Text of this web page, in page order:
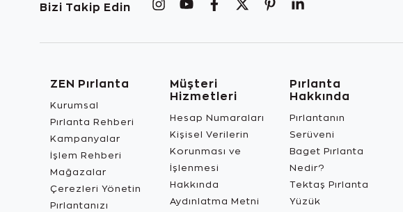
Bizi Takip Edin
ZEN Pırlanta
Kurumsal
Pırlanta Rehberi
Kampanyalar
İşlem Rehberi
Mağazalar
Çerezleri Yönetin
Pırlantanızı
Müşteri
Hizmetleri
Hesap Numaraları
Kişisel Verilerin
Korunması ve
İşlenmesi
Hakkında
Aydınlatma Metni
Pırlanta
Hakkında
Pırlantanın
Serüveni
Baget Pırlanta
Nedir?
Tektaş Pırlanta
Yüzük